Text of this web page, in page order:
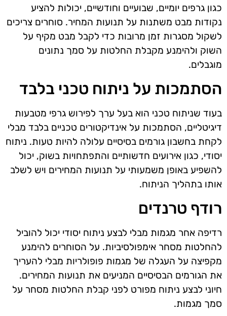
כגון גרפים יומיים, שבועיים וחודשיים, יכולות להציע
נקודות מבט משתנות על תנועות המחיר. סוחרים צריכים
לשקול מסגרות זמן מרובות כדי לקבל מבט מקיף על
השוק ולהימנע מקבלת החלטות על סמך נתונים
מוגבלים.
הסתמכות על ניתוח טכני בלבד
בעוד שניתוח טכני הוא בעל ערך לפירוש גרפי מטבעות
דיגיטליים, הסתמכות על אינדיקטורים טכניים בלבד מבלי
לקחת בחשבון גורמים בסיסיים עלולה להיות טעות. ניתוח
יסודי, כגון אירועים חדשותיים והתפתחויות בשוק, יכול
להשפיע באופן משמעותי על תנועות המחירים ויש לשלב
אותו בתהליך הניתוח.
רודף טרנדים
רדיפה אחר מגמות מבלי לבצע ניתוח יסודי יכול להוביל
להחלטות מסחר אימפולסיביות. על הסוחרים להימנע
מקפיצה על העגלה של מגמות פופולריות מבלי להעריך
את הגורמים הבסיסיים המניעים את תנועות המחירים.
חיוני לבצע ניתוח מפורט לפני קבלת החלטות מסחר על
סמך מגמות.